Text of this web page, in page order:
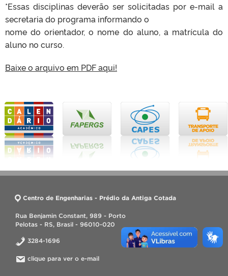
*Essas disciplinas deverão ser solicitadas por e-mail a
secretaria do programa informando o
nome do orientador, o nome do aluno, a matrícula do
aluno no curso.
Baixe o arquivo em PDF aqui!
Centro de Engenharias - Prédio da Antiga Cotada
Rua Benjamin Constant, 989 - Porto
Pelotas - RS, Brasil - 96010-020
3284-1696
clique para ver o e-mail